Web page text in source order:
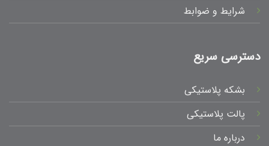
شرایط و ضوابط
دسترسی سریع
بشکه پلاستیکی
پالت پلاستیکی
درباره ما